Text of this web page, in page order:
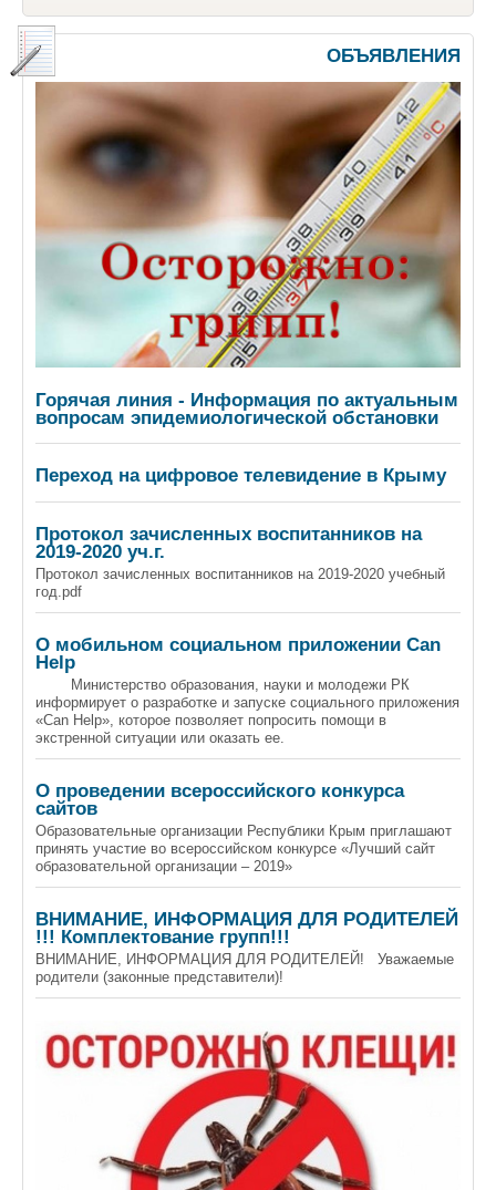
ОБЪЯВЛЕНИЯ
Горячая линия - Информация по актуальным
вопросам эпидемиологической обстановки
Переход на цифровое телевидение в Крыму
Протокол зачисленных воспитанников на
2019-2020 уч.г.
Протокол зачисленных воспитанников на 2019-2020 учебный
год.pdf
О мобильном социальном приложении Can
Help
Министерство образования, науки и молодежи РК
информирует о разработке и запуске социального приложения
«Can Help», которое позволяет попросить помощи в
экстренной ситуации или оказать ее.
О проведении всероссийского конкурса
сайтов
Образовательные организации Республики Крым приглашают
принять участие во всероссийском конкурсе «Лучший сайт
образовательной организации – 2019»
ВНИМАНИЕ, ИНФОРМАЦИЯ ДЛЯ РОДИТЕЛЕЙ
!!! Комплектование групп!!!
ВНИМАНИЕ, ИНФОРМАЦИЯ ДЛЯ РОДИТЕЛЕЙ! Уважаемые
родители (законные представители)!